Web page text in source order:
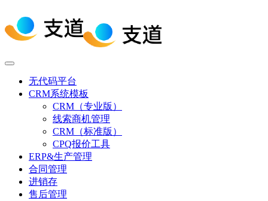
无代码平台
CRM系统模板
CRM（专业版）
线索商机管理
CRM（标准版）
CPQ报价工具
ERP&生产管理
合同管理
进销存
售后管理